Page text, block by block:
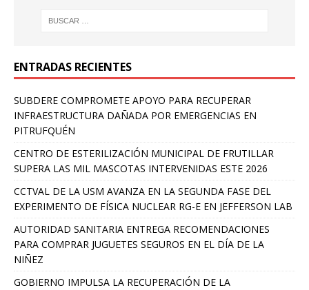
ENTRADAS RECIENTES
SUBDERE COMPROMETE APOYO PARA RECUPERAR
INFRAESTRUCTURA DAÑADA POR EMERGENCIAS EN
PITRUFQUÉN
CENTRO DE ESTERILIZACIÓN MUNICIPAL DE FRUTILLAR
SUPERA LAS MIL MASCOTAS INTERVENIDAS ESTE 2026
CCTVAL DE LA USM AVANZA EN LA SEGUNDA FASE DEL
EXPERIMENTO DE FÍSICA NUCLEAR RG-E EN JEFFERSON LAB
AUTORIDAD SANITARIA ENTREGA RECOMENDACIONES
PARA COMPRAR JUGUETES SEGUROS EN EL DÍA DE LA
NIÑEZ
GOBIERNO IMPULSA LA RECUPERACIÓN DE LA